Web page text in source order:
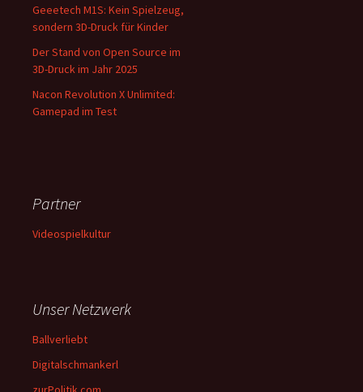
Geeetech M1S: Kein Spielzeug,
sondern 3D-Druck für Kinder
Der Stand von Open Source im
3D-Druck im Jahr 2025
Nacon Revolution X Unlimited:
Gamepad im Test
Partner
Videospielkultur
Unser Netzwerk
Ballverliebt
Digitalschmankerl